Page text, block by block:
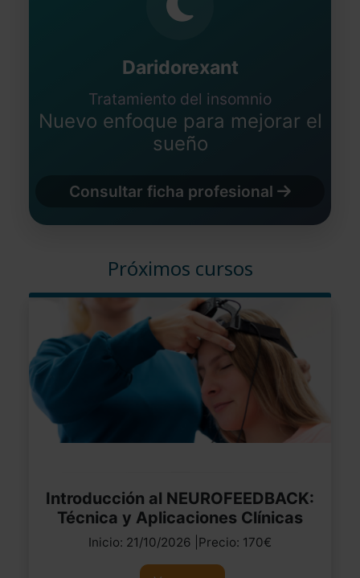
Daridorexant
Tratamiento del insomnio
Nuevo enfoque para mejorar el
sueño
Consultar ficha profesional
Próximos cursos
Introducción al NEUROFEEDBACK:
Técnica y Aplicaciones Clínicas
Inicio: 21/10/2026 |Precio: 170€